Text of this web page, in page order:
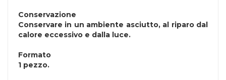
Conservazione
Conservare in un ambiente asciutto, al riparo dal
calore eccessivo e dalla luce.
Formato
1 pezzo.